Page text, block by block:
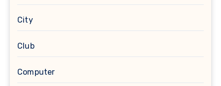
City
Club
Computer